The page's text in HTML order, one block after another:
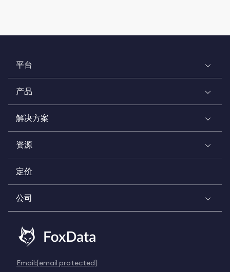
平台
产品
解决方案
资源
定价
公司
Email:[email protected]